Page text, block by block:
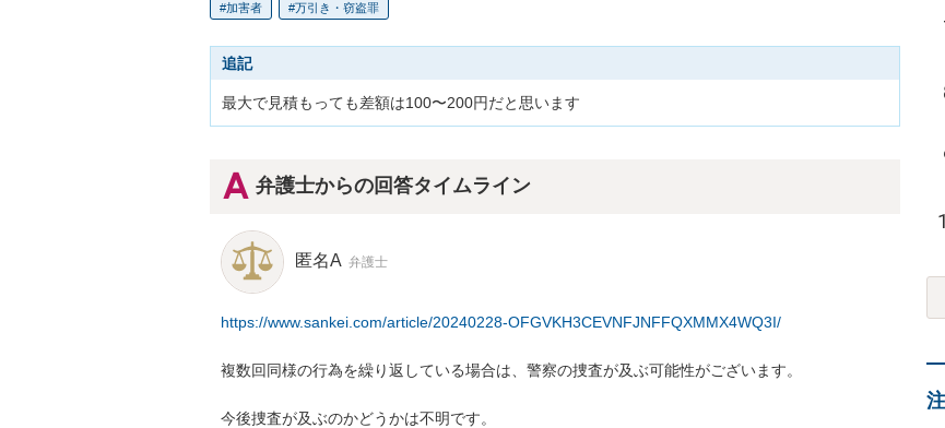
加害者 万引き・窃盗罪
追記
最大で見積もっても差額は100〜200円だと思います
弁護士からの回答タイムライン
匿名A 弁護士
https://www.sankei.com/article/20240228-OFGVKH3CEVNFJNFFQXMMX4WQ3I/
複数回同様の行為を繰り返している場合は、警察の捜査が及ぶ可能性がございます。
今後捜査が及ぶのかどうかは不明です。